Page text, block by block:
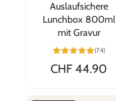
Auslaufsichere
Lunchbox 800ml
mit Gravur
(74)
CHF 44.90